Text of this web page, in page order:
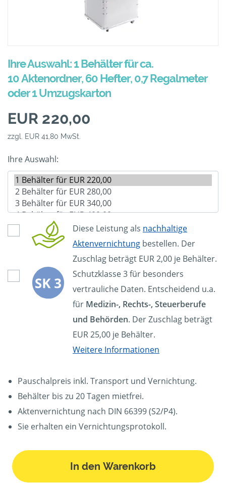
Ihre Auswahl: 1 Behälter für ca.
10 Aktenordner, 60 Hefter, 0,7 Regalmeter
oder 1 Umzugskarton
EUR 220,00
zzgl. EUR 41,80 MwSt.
Ihre Auswahl:
Diese Leistung als nachhaltige
Aktenvernichtung bestellen. Der
Zuschlag beträgt EUR 2,00 je Behälter.
Schutzklasse 3 für besonders
vertrauliche Daten. Entscheidend u.a.
für Medizin-, Rechts-, Steuerberufe
und Behörden. Der Zuschlag beträgt
EUR 25,00 je Behälter.
Weitere Informationen
Pauschalpreis inkl. Transport und Vernichtung.
Behälter bis zu 20 Tagen mietfrei.
Aktenvernichtung nach DIN 66399 (S2/P4).
Sie erhalten ein Vernichtungsprotokoll.
In den Warenkorb